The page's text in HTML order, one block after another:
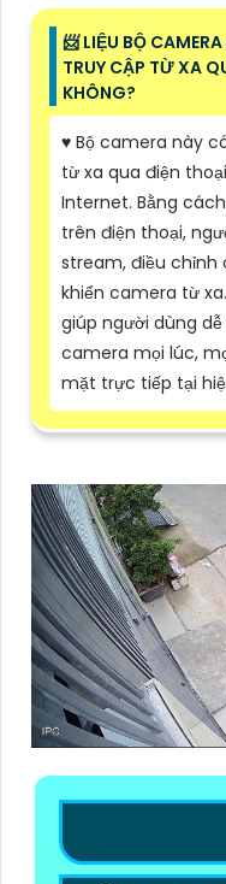
📨 LIỆU BỘ
TRUY CẬP TỪ XA
KHÔNG?
♥️ Bộ camera này
từ xa qua điện
Internet. Bằng
trên điện thoại,
stream, điều
khiển camera từ
giúp người dùng
camera mọi lúc,
mặt trực tiếp tại